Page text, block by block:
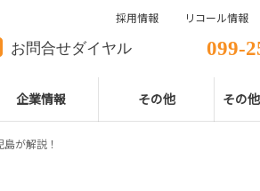
お問合せダイヤル 099-
企業情報 その他 その
採用情報 リコール情報
が解説！